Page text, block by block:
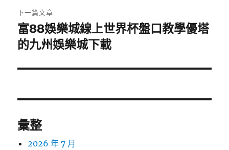
章:
下一篇文章
下
一
文
富88娛樂城線上世界杯盤口教學優塔
的九州娛樂城下載
彙整
2026 年 7 月